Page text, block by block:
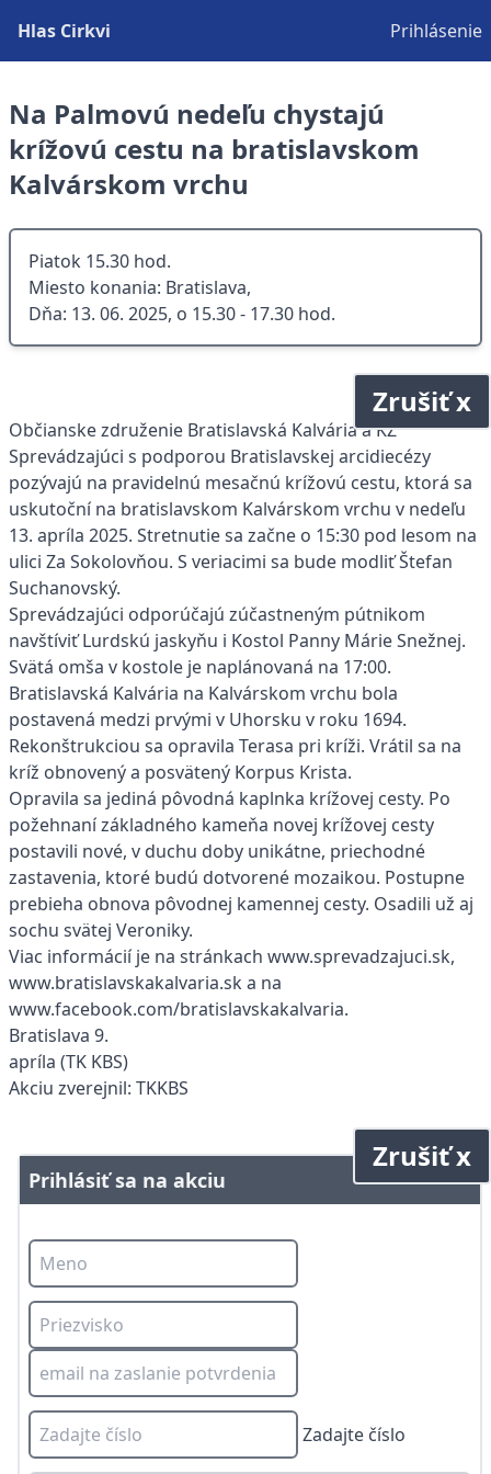
Hlas Cirkvi Prihlásenie
Na Palmovú nedeľu chystajú
krížovú cestu na bratislavskom
Kalvárskom vrchu
Piatok 15.30 hod.
Miesto konania: Bratislava,
Dňa: 13. 06. 2025, o 15.30 - 17.30 hod.
Zrušiť x
Občianske združenie Bratislavská Kalvária a KZ
Sprevádzajúci s podporou Bratislavskej arcidiecézy
pozývajú na pravidelnú mesačnú krížovú cestu, ktorá sa
uskutoční na bratislavskom Kalvárskom vrchu v nedeľu
13. apríla 2025. Stretnutie sa začne o 15:30 pod lesom na
ulici Za Sokolovňou. S veriacimi sa bude modliť Štefan
Suchanovský.
Sprevádzajúci odporúčajú zúčastneným pútnikom
navštíviť Lurdskú jaskyňu i Kostol Panny Márie Snežnej.
Svätá omša v kostole je naplánovaná na 17:00.
Bratislavská Kalvária na Kalvárskom vrchu bola
postavená medzi prvými v Uhorsku v roku 1694.
Rekonštrukciou sa opravila Terasa pri kríži. Vrátil sa na
kríž obnovený a posvätený Korpus Krista.
Opravila sa jediná pôvodná kaplnka krížovej cesty. Po
požehnaní základného kameňa novej krížovej cesty
postavili nové, v duchu doby unikátne, priechodné
zastavenia, ktoré budú dotvorené mozaikou. Postupne
prebieha obnova pôvodnej kamennej cesty. Osadili už aj
sochu svätej Veroniky.
Viac informácií je na stránkach www.sprevadzajuci.sk,
www.bratislavskakalvaria.sk a na
www.facebook.com/bratislavskakalvaria.
Bratislava 9.
apríla (TK KBS)
Akciu zverejnil: TKKBS
Zrušiť x
Prihlásiť sa na akciu
Zadajte číslo